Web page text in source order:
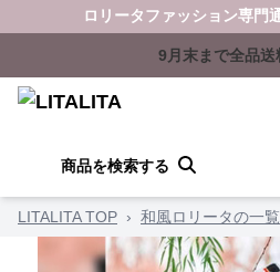
ロリータファッション専門
9月末まで全品送
商品を検索する
LITALITA TOP › 和風ロリータの一覧